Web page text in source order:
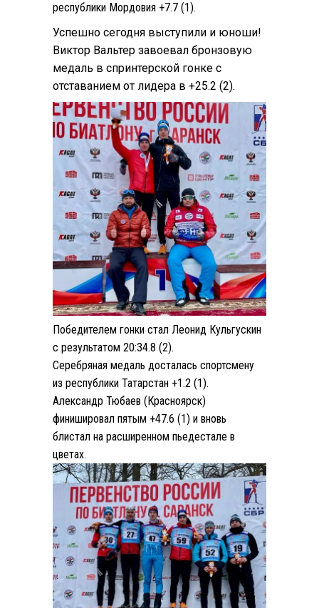
республики Мордовия +7.7 (1).
Успешно сегодня выступили и юноши!
Виктор Вальтер завоевал бронзовую
медаль в спринтерской гонке с
отставанием от лидера в +25.2 (2).
Победителем гонки стал Леонид Кульгускин
с результатом 20:34.8 (2).
Серебряная медаль досталась спортсмену
из республики Татарстан +1.2 (1).
Александр Тюбаев (Красноярск)
финишировал пятым +47.6 (1) и вновь
блистал на расширенном пьедестале в
цветах.